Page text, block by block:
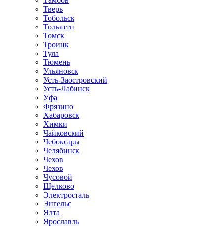
Тверь
Тобольск
Тольятти
Томск
Троицк
Тула
Тюмень
Ульяновск
Усть-Заостровский
Усть-Лабинск
Уфа
Фрязино
Хабаровск
Химки
Чайковский
Чебоксары
Челябинск
Чехов
Чехов
Чусовой
Щелково
Электросталь
Энгельс
Ялта
Ярославль